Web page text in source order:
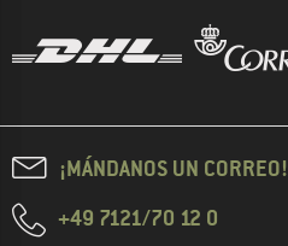
¡MÁNDANOS UN CORREO!
+49 7121/70 12 0